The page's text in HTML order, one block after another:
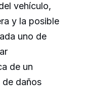
vehículo,
y la posible
uno de
de un
de daños